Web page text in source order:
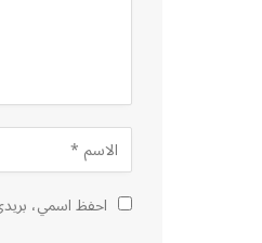
احفظ اسمي،